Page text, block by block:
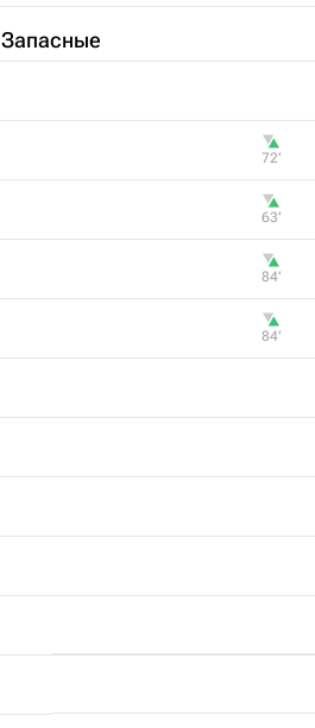
Запасные
72‎’‎
63‎’‎
84‎’‎
84‎’‎